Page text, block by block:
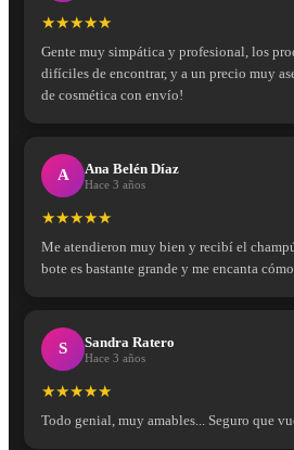
★★★★★
Gente muy simpática y profesional, los
difíciles de encontrar, y a un precio muy
de cosmética con envío!
A Ana Belén Díaz
Hace 3 años
★★★★★
Me atendieron muy bien y recibí el
bote es bastante grande y me encanta
S Sandra Ratero
Hace 3 años
★★★★★
Todo genial, muy amables... Seguro que